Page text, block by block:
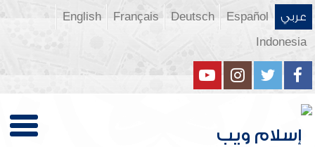
عربي Español
Deutsch
Français
English
Indonesia